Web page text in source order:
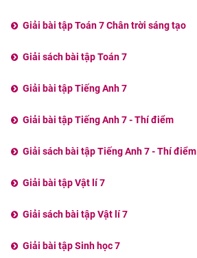
Giải bài tập Toán 7 Chân trời sáng tạo
Giải sách bài tập Toán 7
Giải bài tập Tiếng Anh 7
Giải bài tập Tiếng Anh 7 - Thí điểm
Giải sách bài tập Tiếng Anh 7 - Thí điểm
Giải bài tập Vật lí 7
Giải sách bài tập Vật lí 7
Giải bài tập Sinh học 7